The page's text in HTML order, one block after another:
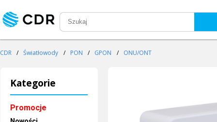
CDR / Światłowody / PON / GPON / ONU/ONT
Kategorie
Promocje